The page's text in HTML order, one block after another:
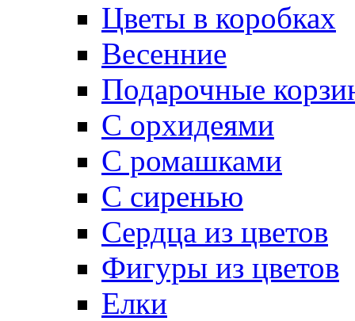
Цветы в коробках
Весенние
Подарочные
С орхидеями
С ромашками
С сиренью
Сердца из цветов
Фигуры из цветов
Елки